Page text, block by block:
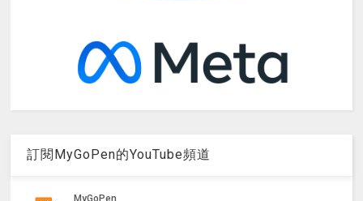
訂閱MyGoPen的YouTube頻道